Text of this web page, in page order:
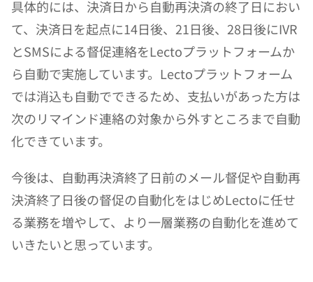
具体的には、決済日から自動再決済の終了日におい
て、決済日を起点に14日後、21日後、28日後にIVR
とSMSによる督促連絡をLectoプラットフォームか
ら自動で実施しています。Lectoプラットフォーム
では消込も自動でできるため、支払いがあった方は
次のリマインド連絡の対象から外すところまで自動
化できています。
今後は、自動再決済終了日前のメール督促や自動再
決済終了日後の督促の自動化をはじめLectoに任せ
る業務を増やして、より一層業務の自動化を進めて
いきたいと思っています。